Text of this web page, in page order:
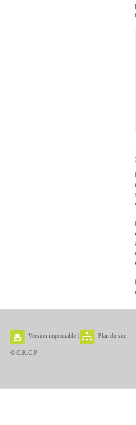
Version imprimable Plan du site
© C.K.C.P